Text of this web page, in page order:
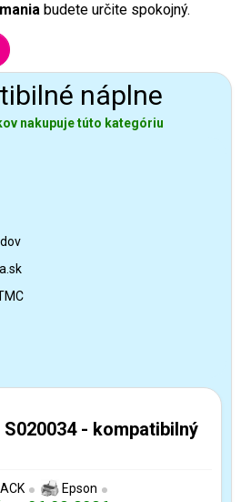
budete určite spokojný.
náplne
nakupuje túto kategóriu
S020034 - kompatibilný
Epson